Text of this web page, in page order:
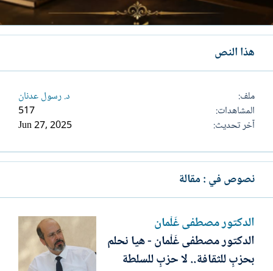
هذا النص
ملف
د. رسول عدنان
المشاهدات
517
آخر تحديث
Jun 27, 2025
نصوص في : مقالة
الدكتور مصطفى غَلْمان
الدكتور مصطفى غَلْمان - هيا نحلم
بحزبٍ للثقافة.. لا حزبٍ للسلطة